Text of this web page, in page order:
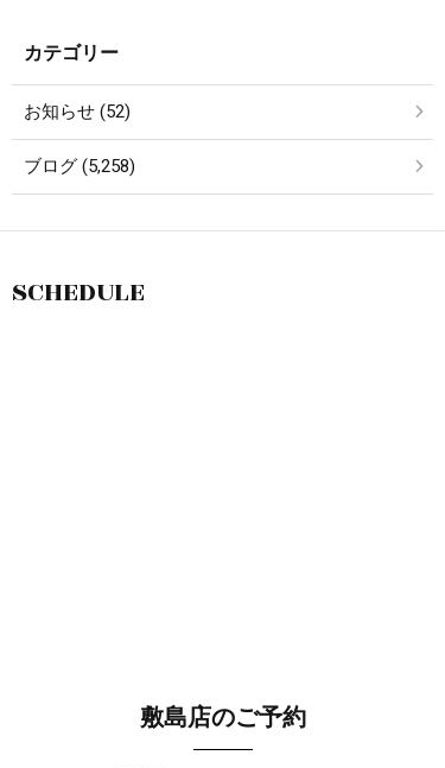
カテゴリー
お知らせ (52)
ブログ (5,258)
SCHEDULE
敷島店のご予約